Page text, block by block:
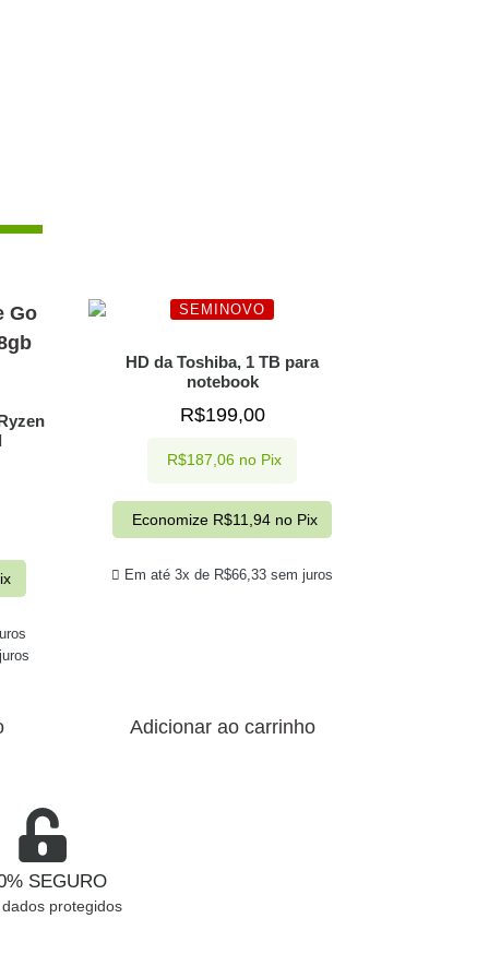
SEMINOVO
HD da Toshiba, 1 TB para
notebook
R$199,00
Em até 3x de R$66,33 sem juros
R$187,06 no Pix
Economize R$11,94no Pix
Adicionar ao carrinho
SEGURO
protegidos